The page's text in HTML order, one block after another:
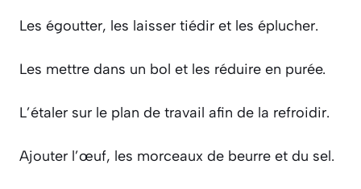
Les égoutter, les laisser tiédir et les éplucher.
Les mettre dans un bol et les réduire en purée.
L’étaler sur le plan de travail afin de la refroidir.
Ajouter l’œuf, les morceaux de beurre et du sel.